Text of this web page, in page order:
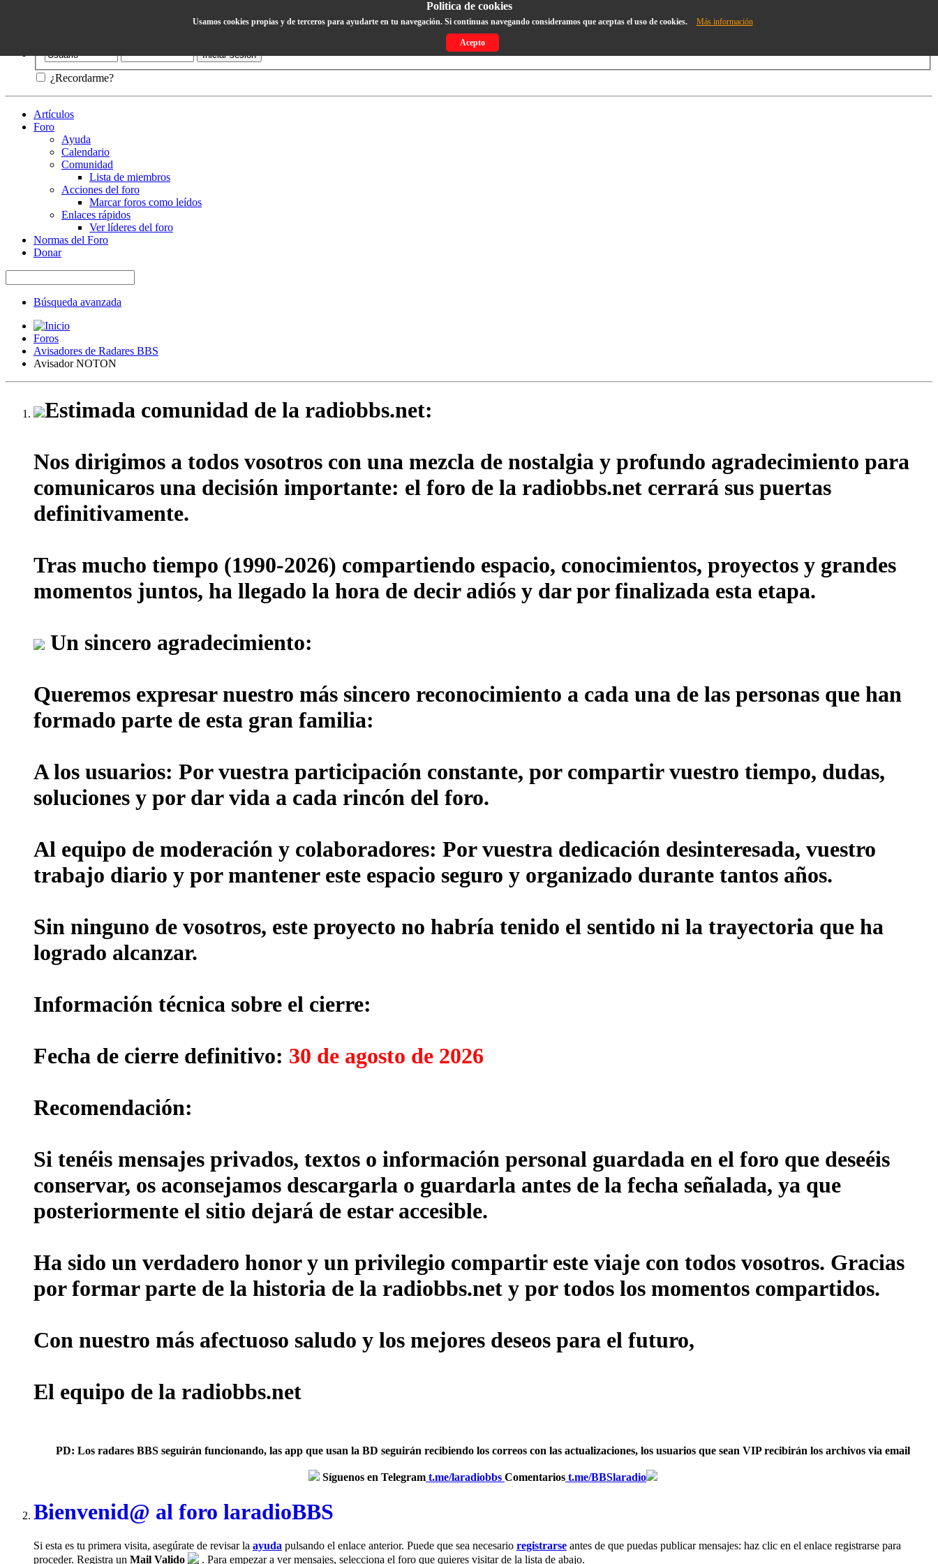
¿Recordarme?
Politica de cookies
Usamos cookies propias y de terceros para ayudarte en tu navegación. Si continuas navegando consideramos que aceptas el uso de cookies. Más información
Acepto
Artículos
Foro
Ayuda
Calendario
Comunidad
Lista de miembros
Acciones del foro
Marcar foros como leídos
Enlaces rápidos
Ver líderes del foro
Normas del Foro
Donar
Búsqueda avanzada
Foros
Avisadores de Radares BBS
Avisador NOTON
Estimada comunidad de la radiobbs.net:
Nos dirigimos a todos vosotros con una mezcla de nostalgia y profundo agradecimiento para
comunicaros una decisión importante: el foro de la radiobbs.net cerrará sus puertas
definitivamente.
Tras mucho tiempo (1990-2026) compartiendo espacio, conocimientos, proyectos y grandes
momentos juntos, ha llegado la hora de decir adiós y dar por finalizada esta etapa.
Un sincero agradecimiento:
Queremos expresar nuestro más sincero reconocimiento a cada una de las personas que han
formado parte de esta gran familia:
A los usuarios: Por vuestra participación constante, por compartir vuestro tiempo, dudas,
soluciones y por dar vida a cada rincón del foro.
Al equipo de moderación y colaboradores: Por vuestra dedicación desinteresada, vuestro
trabajo diario y por mantener este espacio seguro y organizado durante tantos años.
Sin ninguno de vosotros, este proyecto no habría tenido el sentido ni la trayectoria que ha
logrado alcanzar.
Información técnica sobre el cierre:
Fecha de cierre definitivo: 30 de agosto de 2026
Recomendación:
Si tenéis mensajes privados, textos o información personal guardada en el foro que deseéis
conservar, os aconsejamos descargarla o guardarla antes de la fecha señalada, ya que
posteriormente el sitio dejará de estar accesible.
Ha sido un verdadero honor y un privilegio compartir este viaje con todos vosotros. Gracias
por formar parte de la historia de la radiobbs.net y por todos los momentos compartidos.
Con nuestro más afectuoso saludo y los mejores deseos para el futuro,
El equipo de la radiobbs.net
PD: Los radares BBS seguirán funcionando, las app que usan la BD seguirán recibiendo los correos con las actualizaciones, los usuarios que sean VIP recibirán los archivos via email
Síguenos en Telegram t.me/laradiobbs Comentarios t.me/BBSlaradio
Bienvenid@ al foro laradioBBS
Si esta es tu primera visita, asegúrate de revisar la ayuda pulsando el enlace anterior. Puede que sea necesario registrarse antes de que puedas publicar mensajes: haz clic en el enlace registrarse para
proceder. Registra un Mail Valido . Para empezar a ver mensajes, selecciona el foro que quieres visitar de la lista de abajo.